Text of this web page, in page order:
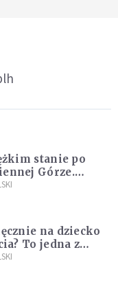
stanie po
Górze.
dwóch
na dziecko
To jedna z
"Rozwój